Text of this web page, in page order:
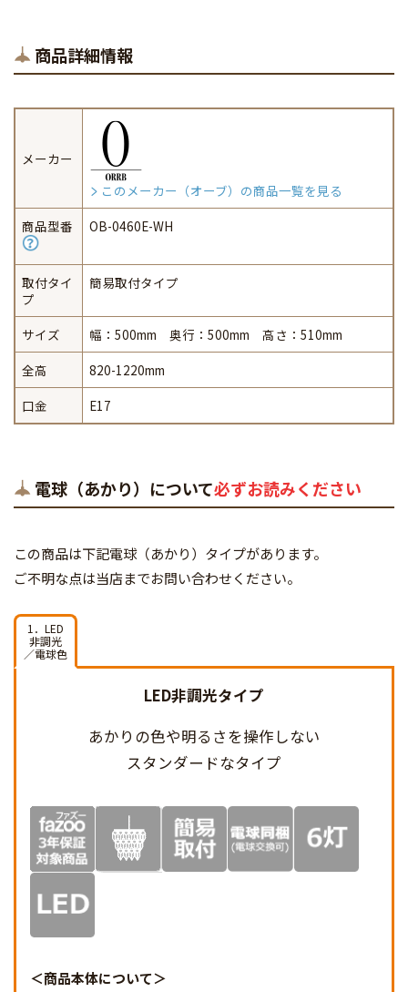
商品詳細情報
メーカー
このメーカー（オーブ）の商品一覧を見る
商品型番
OB-0460E-WH
取付タイ
プ
簡易取付タイプ
サイズ
幅：500mm 奥行：500mm 高さ：510mm
全高
820-1220mm
口金
E17
電球（あかり）について必ずお読みください
この商品は下記電球（あかり）タイプがあります。
ご不明な点は当店までお問い合わせください。
1．LED
非調光
／電球色
LED非調光タイプ
あかりの色や明るさを操作しない
スタンダードなタイプ
商品本体について